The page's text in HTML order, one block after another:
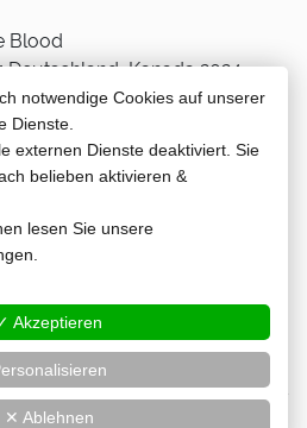
Blood
Deutschland, Kanada 2024
Sarah-Maxine Racicot,
Sue Murray, Greg Bryk
notwendige Cookies auf unserer
Dienste.
externen Dienste deaktiviert. Sie
belieben aktivieren &
lesen Sie unsere
Akzeptieren
✕ Ablehnen